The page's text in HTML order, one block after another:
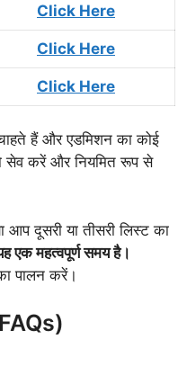
Click Here
Click Here
Click Here
हैं और एडमिशन का कोई
सेव करें और नियमित रूप से
आप दूसरी या तीसरी लिस्ट का
एक महत्वपूर्ण समय है।
पालन करें।